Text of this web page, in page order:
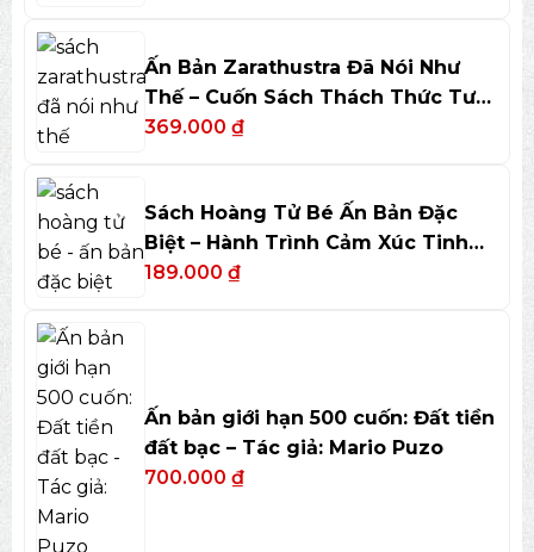
Ấn Bản Zarathustra Đã Nói Như
Thế – Cuốn Sách Thách Thức Tư
Duy
369.000 ₫
Sách Hoàng Tử Bé Ấn Bản Đặc
Biệt – Hành Trình Cảm Xúc Tinh
Tế
189.000 ₫
Ấn bản giới hạn 500 cuốn: Đất tiền
đất bạc – Tác giả: Mario Puzo
700.000 ₫